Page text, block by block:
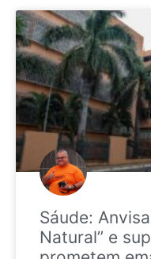
Sáude:
Natural” e